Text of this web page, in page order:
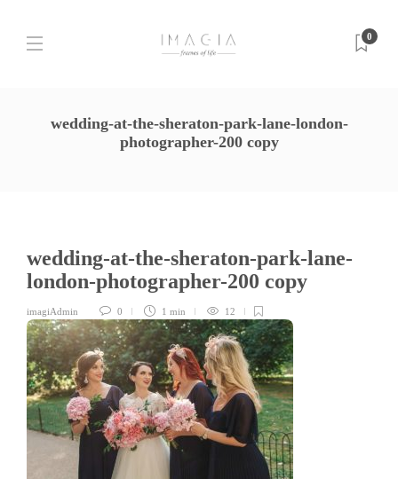
0
wedding-at-the-sheraton-park-lane-london-
photographer-200 copy
wedding-at-the-sheraton-park-lane-
london-photographer-200 copy
imagiAdmin 0 1 min 12